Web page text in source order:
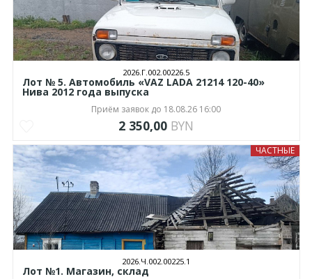
2026.Г.002.00226.5
Лот № 5. Автомобиль «VAZ LADA 21214 120-40»
Нива 2012 года выпуска
Приём заявок до 18.08.26 16:00
2 350,00 BYN
ЧАСТНЫЕ
2026.Ч.002.00225.1
Лот №1. Магазин, склад